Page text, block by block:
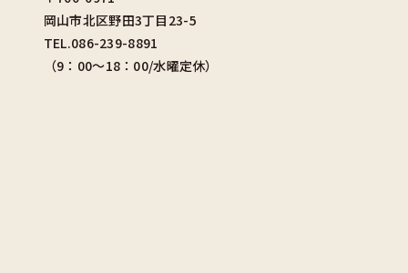
岡山市北区野田3丁目23-5
TEL.086-239-8891
（9：00〜18：00/水曜定休）